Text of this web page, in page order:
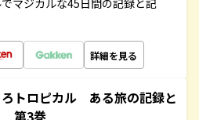
マジカルな45日間の記録と記
詳細を見る
ろトロピカル ある旅の記録と
第3巻